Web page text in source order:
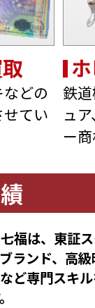
どの
てい
鉄
ュ
ー
福は、東証
ランド、高
ど専門スキ